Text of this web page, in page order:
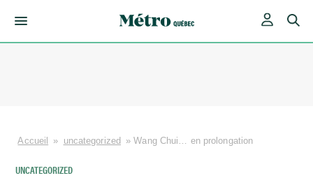
Accueil » uncategorized »Wang Chui… en prolongation
UNCATEGORIZED